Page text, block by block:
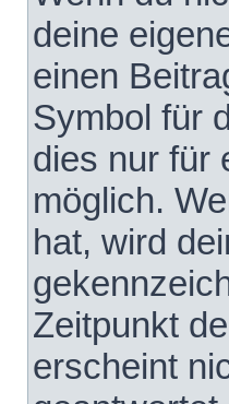
deine
einen
Symbol für
dies nur für
möglich.
hat, wird
Zeitpunkt
erscheint